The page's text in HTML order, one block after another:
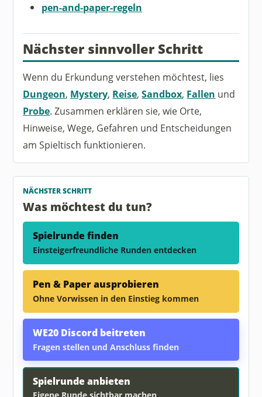
pen-and-paper-regeln
Nächster sinnvoller Schritt
Wenn du Erkundung verstehen möchtest, lies
Dungeon, Mystery, Reise,Sandbox, Fallen und
Probe. Zusammen erklären sie, wie Orte,
Hinweise, Wege, Gefahren und Entscheidungen
am Spieltisch funktionieren.
NÄCHSTER SCHRITT
Was möchtest du tun?
Spielrunde finden
Einsteigerfreundliche Runden entdecken
Pen & Paper ausprobieren
Ohne Vorwissen in den Einstieg kommen
WE20 Discord beitreten
Fragen stellen und Anschluss finden
Spielrunde anbieten